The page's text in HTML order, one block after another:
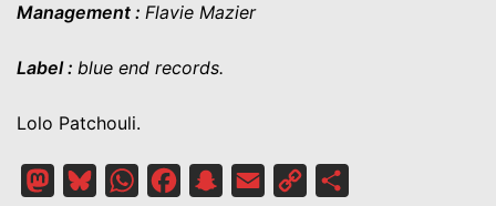
Management : Flavie Mazier
Label : blue end records.
Lolo Patchouli.
MastodonBlueskyWhatsAppFacebookSnapchat
Email
Copy